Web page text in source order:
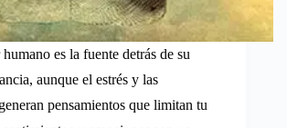
es la fuente detrás de su
aunque el estrés y las
pensamientos que limitan tu